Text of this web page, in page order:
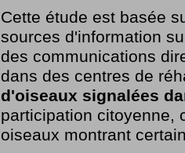
Cette étude est basée
sources d'information
des communications
dans des centres de
d'oiseaux signalées
participation citoyenne,
oiseaux montrant